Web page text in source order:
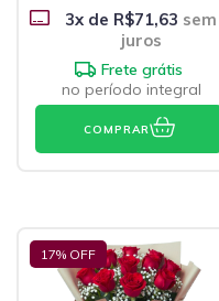
3x de R$71,63 sem
juros
Frete grátis
no período integral
COMPRAR
17% OFF